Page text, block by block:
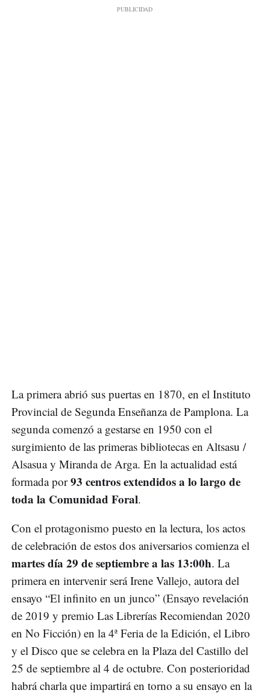
La primera abrió sus puertas en 1870, en el Instituto
Provincial de Segunda Enseñanza de Pamplona. La
segunda comenzó a gestarse en 1950 con el
surgimiento de las primeras bibliotecas en Altsasu /
Alsasua y Miranda de Arga. En la actualidad está
formada por93 centros extendidos a lo largo de
toda la Comunidad Foral.
Con el protagonismo puesto en la lectura, los actos
de celebración de estos dos aniversarios comienza el
martes día 29 de septiembre a las 13:00h. La
primera en intervenir será Irene Vallejo, autora del
ensayo “El infinito en un junco” (Ensayo revelación
de 2019 y premio Las Librerías Recomiendan 2020
en No Ficción) en la 4ª Feria de la Edición, el Libro
y el Disco que se celebra en la Plaza del Castillo del
25 de septiembre al 4 de octubre. Con posterioridad
habrá charla que impartirá en torno a su ensayo en la